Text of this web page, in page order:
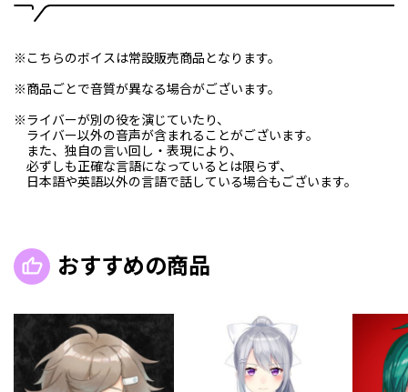
※こちらのボイスは常設販売商品となります。
※商品ごとで音質が異なる場合がございます。
※ライバーが別の役を演じていたり、
ライバー以外の音声が含まれることがございます。
また、独自の言い回し・表現により、
必ずしも正確な言語になっているとは限らず、
日本語や英語以外の言語で話している場合もございます。
おすすめの商品